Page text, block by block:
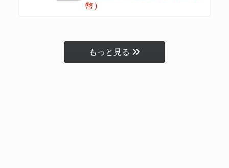
幣)
もっと見る